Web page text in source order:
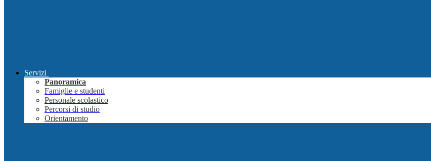
Servizi
Panoramica
Famiglie e studenti
Personale scolastico
Percorsi di studio
Orientamento